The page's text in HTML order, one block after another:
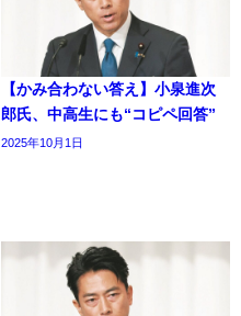
【かみ合わない答え】小泉進次
郎氏、中高生にも“コピペ回答”
2025年10月1日